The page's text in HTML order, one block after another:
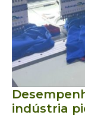
indústria